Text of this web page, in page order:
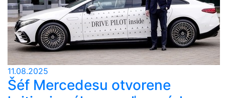
11.08.2025
Šéf Mercedesu otvorene